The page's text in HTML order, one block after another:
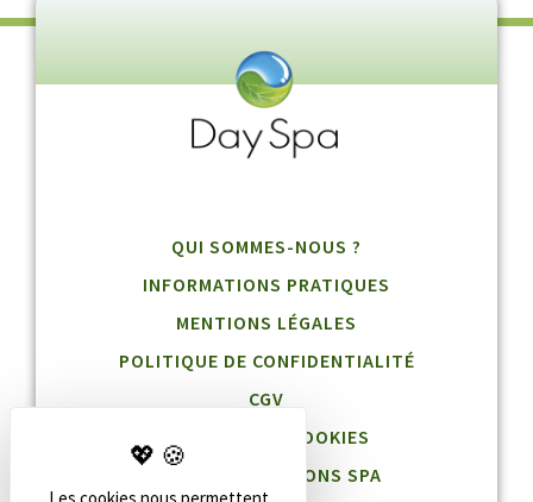
QUI SOMMES-NOUS ?
INFORMATIONS PRATIQUES
MENTIONS LÉGALES
POLITIQUE DE CONFIDENTIALITÉ
CGV
GESTION DES COOKIES
BLOG DESTINATIONS SPA